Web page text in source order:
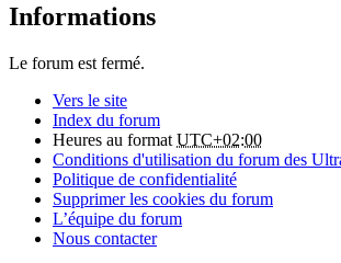
Informations
Le forum est fermé.
Vers le site
Index du forum
Heures au format UTC+02:00
Conditions d'utilisation du forum des
Politique de confidentialité
Supprimer les cookies du forum
L’équipe du forum
Nous contacter